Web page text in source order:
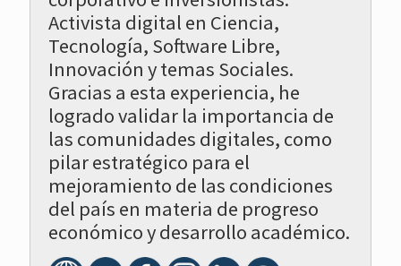
Activista digital en Ciencia,
Tecnología, Software Libre,
Innovación y temas Sociales.
Gracias a esta experiencia, he
logrado validar la importancia de
las comunidades digitales, como
pilar estratégico para el
mejoramiento de las condiciones
del país en materia de progreso
económico y desarrollo académico.